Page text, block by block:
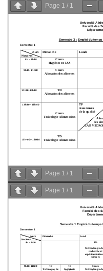
Page 1 / 1
Page 1 / 1
Page 1 / 1